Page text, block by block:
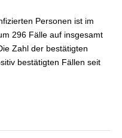
Saarland auf
insgesamt 20.476
Personen ist im
296 Fälle auf insgesamt
Zahl der bestätigten
bestätigten Fällen seit